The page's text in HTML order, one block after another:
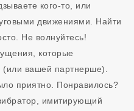
кого-то, или
движениями. Найти
Не волнуйтесь!
которые
(или вашей партнерше).
приятно. Понравилось?
имитирующий